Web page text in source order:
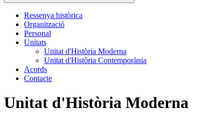
Ressenya històrica
Organització
Personal
Unitats
Unitat d'Història Moderna
Unitat d'Història Contemporània
Acords
Contacte
Unitat d'Història Moderna